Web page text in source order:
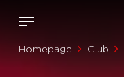
Homepage Club